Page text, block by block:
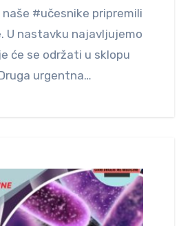
#učesnike pripremili
U nastavku najavljujemo
će se održati u sklopu
urgentna…